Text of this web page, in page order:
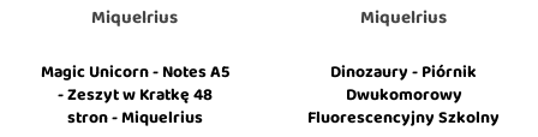
Miquelrius
Magic Unicorn - Notes A5
- Zeszyt w Kratkę 48
stron - Miquelrius
Miquelrius
Dinozaury - Piórnik
Dwukomorowy
Fluorescencyjny Szkolny